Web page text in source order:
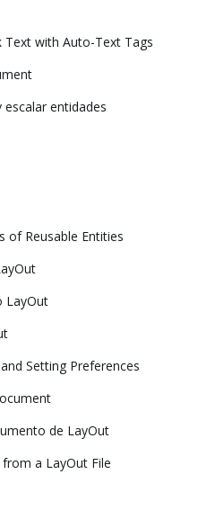
with Auto-Text Tags
entidades
of Reusable Entities
LayOut
Setting Preferences
de LayOut
a LayOut File